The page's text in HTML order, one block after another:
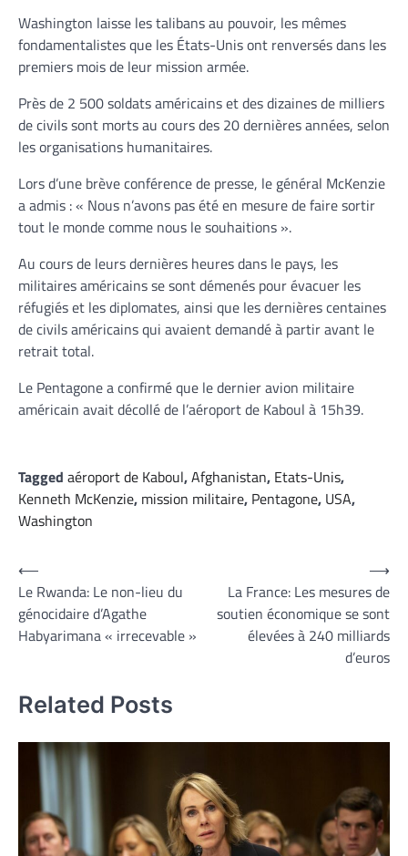
Washington laisse les talibans au pouvoir, les mêmes
fondamentalistes que les États-Unis ont renversés dans les
premiers mois de leur mission armée.
Près de 2 500 soldats américains et des dizaines de milliers
de civils sont morts au cours des 20 dernières années, selon
les organisations humanitaires.
Lors d’une brève conférence de presse, le général McKenzie
a admis : « Nous n’avons pas été en mesure de faire sortir
tout le monde comme nous le souhaitions ».
Au cours de leurs dernières heures dans le pays, les
militaires américains se sont démenés pour évacuer les
réfugiés et les diplomates, ainsi que les dernières centaines
de civils américains qui avaient demandé à partir avant le
retrait total.
Le Pentagone a confirmé que le dernier avion militaire
américain avait décollé de l’aéroport de Kaboul à 15h39.
Tagged aéroport de Kaboul,Afghanistan, Etats-Unis,
Kenneth McKenzie, mission militaire, Pentagone, USA,
Washington
Navigation
de
l’article
⟵
Le Rwanda: Le non-lieu du
génocidaire d’Agathe
Habyarimana « irrecevable »
La France: Les mesures de
soutien économique se sont
élevées à 240 milliards
d’euros
⟶
Related Posts